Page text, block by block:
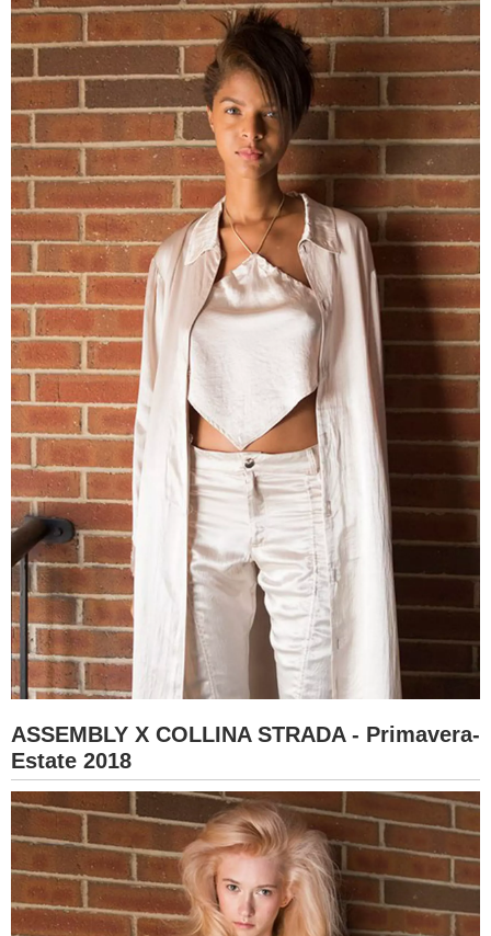
ASSEMBLY X COLLINA STRADA - Primavera-
Estate 2018